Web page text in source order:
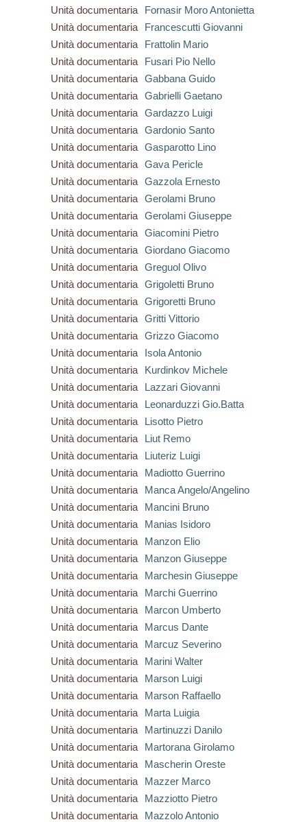
Unità documentaria
Fornasir Moro Antonietta
Unità documentaria
Francescutti Giovanni
Unità documentaria
Frattolin Mario
Unità documentaria
Fusari Pio Nello
Unità documentaria
Gabbana Guido
Unità documentaria
Gabrielli Gaetano
Unità documentaria
Gardazzo Luigi
Unità documentaria
Gardonio Santo
Unità documentaria
Gasparotto Lino
Unità documentaria
Gava Pericle
Unità documentaria
Gazzola Ernesto
Unità documentaria
Gerolami Bruno
Unità documentaria
Gerolami Giuseppe
Unità documentaria
Giacomini Pietro
Unità documentaria
Giordano Giacomo
Unità documentaria
Greguol Olivo
Unità documentaria
Grigoletti Bruno
Unità documentaria
Grigoretti Bruno
Unità documentaria
Gritti Vittorio
Unità documentaria
Grizzo Giacomo
Unità documentaria
Isola Antonio
Unità documentaria
Kurdinkov Michele
Unità documentaria
Lazzari Giovanni
Unità documentaria
Leonarduzzi Gio.Batta
Unità documentaria
Lisotto Pietro
Unità documentaria
Liut Remo
Unità documentaria
Liuteriz Luigi
Unità documentaria
Madiotto Guerrino
Unità documentaria
Manca Angelo/Angelino
Unità documentaria
Mancini Bruno
Unità documentaria
Manias Isidoro
Unità documentaria
Manzon Elio
Unità documentaria
Manzon Giuseppe
Unità documentaria
Marchesin Giuseppe
Unità documentaria
Marchi Guerrino
Unità documentaria
Marcon Umberto
Unità documentaria
Marcus Dante
Unità documentaria
Marcuz Severino
Unità documentaria
Marini Walter
Unità documentaria
Marson Luigi
Unità documentaria
Marson Raffaello
Unità documentaria
Marta Luigia
Unità documentaria
Martinuzzi Danilo
Unità documentaria
Martorana Girolamo
Unità documentaria
Mascherin Oreste
Unità documentaria
Mazzer Marco
Unità documentaria
Mazziotto Pietro
Unità documentaria
Mazzolo Antonio